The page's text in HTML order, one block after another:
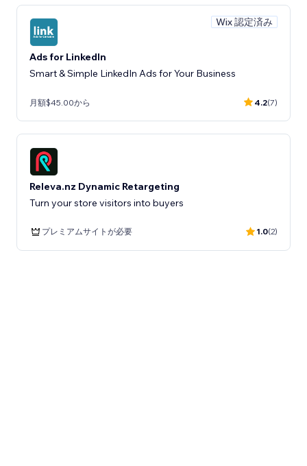
Wix 認定済み
Ads for LinkedIn
Smart & Simple LinkedIn Ads for Your Business
月額$45.00から 4.2(7)
Releva.nz Dynamic Retargeting
Turn your store visitors into buyers
プレミアムサイトが必要 1.0(2)